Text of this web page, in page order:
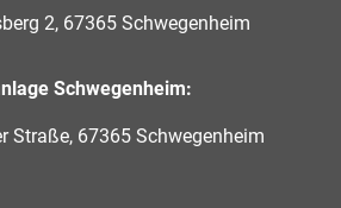
2, 67365 Schwegenheim
Schwegenheim:
Straße, 67365 Schwegenheim